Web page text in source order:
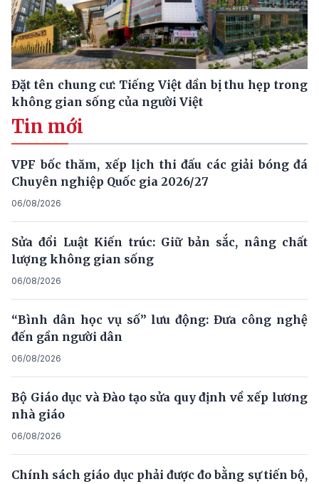
Đặt tên chung cư: Tiếng Việt dần bị thu hẹp trong
không gian sống của người Việt
Tin mới
VPF bốc thăm, xếp lịch thi đấu các giải bóng đá
Chuyên nghiệp Quốc gia 2026/27
06/08/2026
Sửa đổi Luật Kiến trúc: Giữ bản sắc, nâng chất
lượng không gian sống
06/08/2026
“Bình dân học vụ số” lưu động: Đưa công nghệ
đến gần người dân
06/08/2026
Bộ Giáo dục và Đào tạo sửa quy định về xếp lương
nhà giáo
06/08/2026
Chính sách giáo dục phải được đo bằng sự tiến bộ,